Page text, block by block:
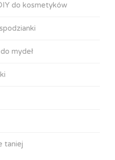
do kosmetyków
mydeł
taniej